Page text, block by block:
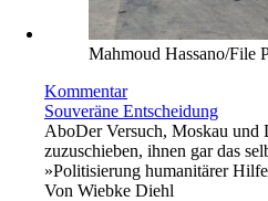
Mahmoud Hassano/File
Kommentar
Souveräne Entscheidung
AboDer Versuch, Moskau und
zuzuschieben, ihnen gar das
»Politisierung humanitärer
Von Wiebke Diehl